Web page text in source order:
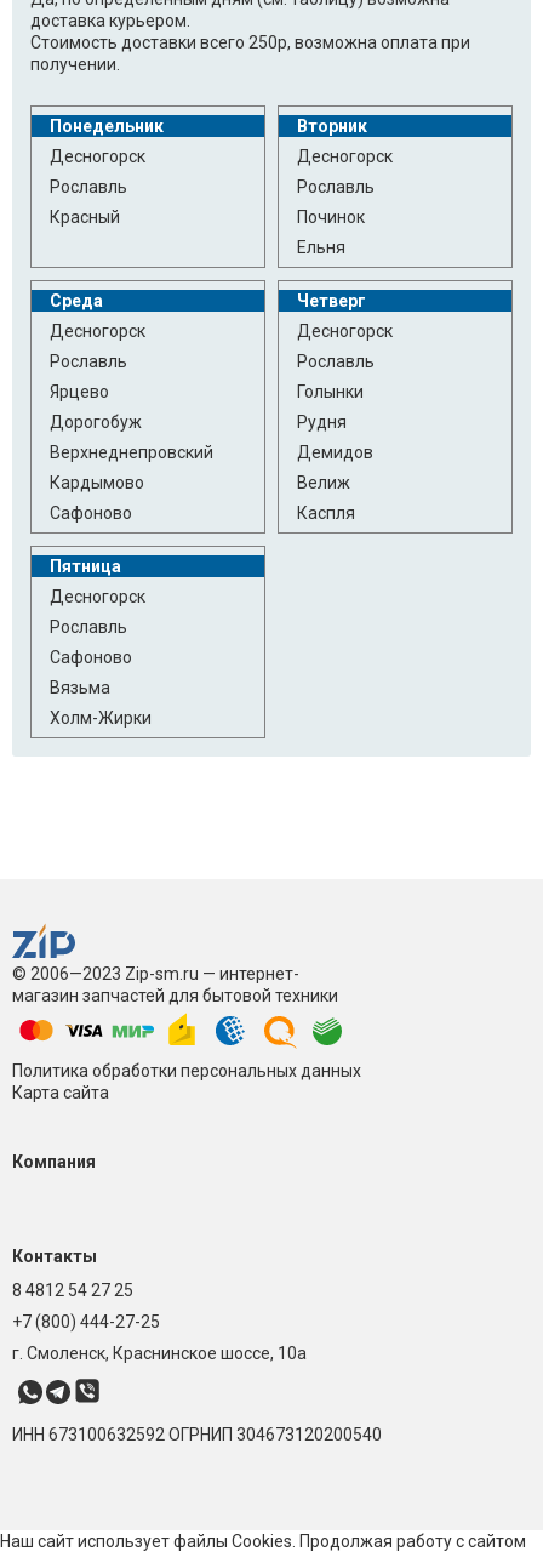
доставка курьером.
Стоимость доставки всего 250р, возможна оплата при
получении.
Понедельник
Десногорск
Рославль
Красный
Вторник
Десногорск
Рославль
Починок
Ельня
Среда
Десногорск
Рославль
Ярцево
Дорогобуж
Верхнеднепровский
Кардымово
Сафоново
Четверг
Десногорск
Рославль
Голынки
Рудня
Демидов
Велиж
Каспля
Пятница
Десногорск
Рославль
Сафоново
Вязьма
Холм-Жирки
© 2006—2023 Zip-sm.ru — интернет-
магазин запчастей для бытовой техники
Политика обработки персональных данных
Карта сайта
Компания
Контакты
8 4812 54 27 25
+7 (800) 444-27-25
г. Смоленск, Краснинское шоссе, 10а
ИНН 673100632592 ОГРНИП 304673120200540
Наш сайт использует файлы Cookies. Продолжая работу с сайтом